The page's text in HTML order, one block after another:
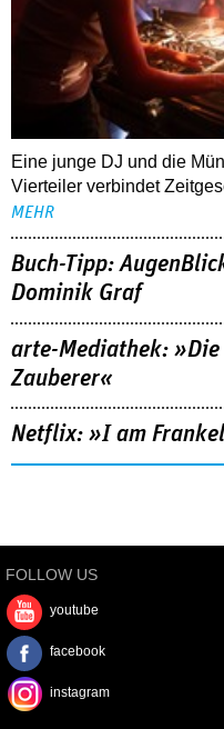
Eine junge DJ und die
Vierteiler verbindet
MEHR
Buch-Tipp:
Dominik Graf
arte-Mediathek:
Zauberer«
Netflix: »I am
FOLLOW US
youtube
facebook
instagram